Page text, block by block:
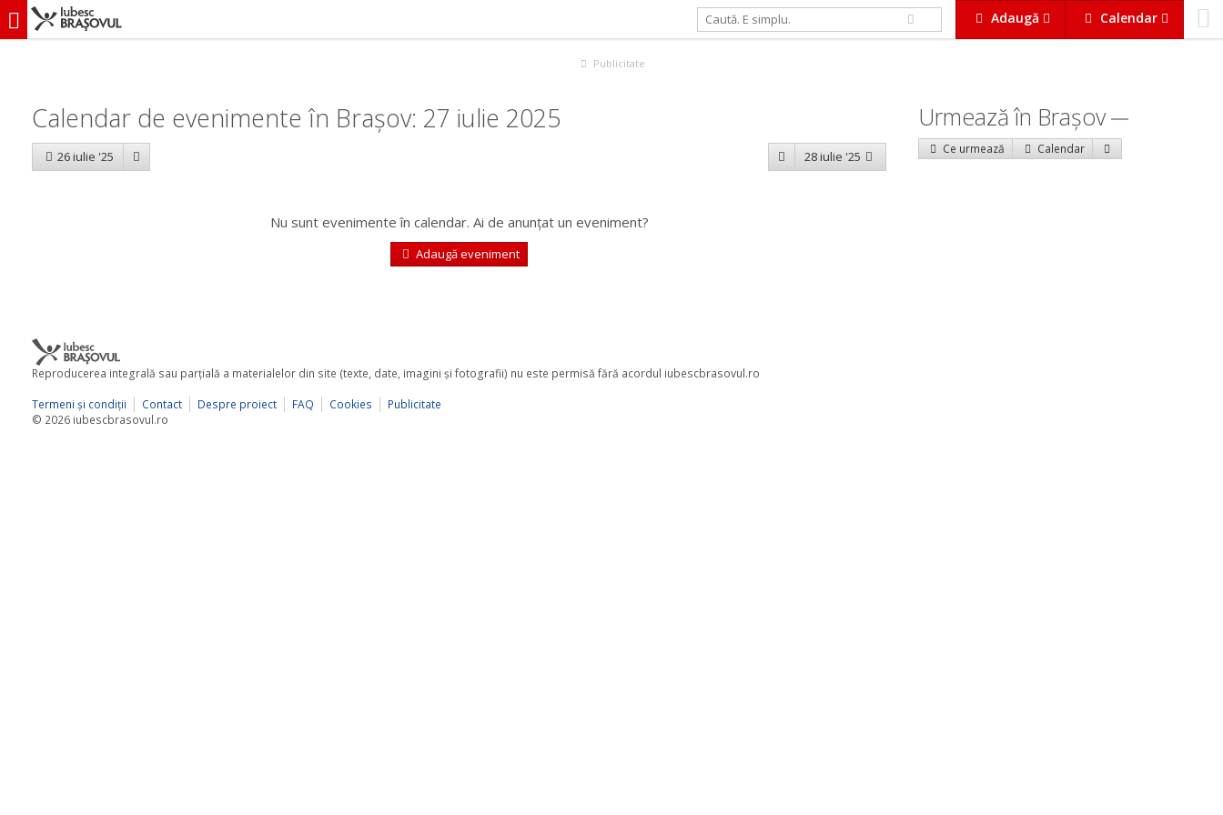
Adaugă Calendar
iubescbraşovul.ro
Publicitate
Calendar de evenimente în Brașov: 27 iulie 2025
26 iulie '25 28 iulie '25
Nu sunt evenimente în calendar. Ai de anunțat un eveniment?
Adaugă eveniment
Urmează în Braşov
Ce urmează Calendar
Reproducerea integrală sau parţială a materialelor din site (texte, date, imagini şi fotografii) nu este permisă fără acordul iubescbrasovul.ro
Termeni şi condiţii
Contact Despre proiect FAQ Cookies
Publicitate
© 2026 iubescbrasovul.ro